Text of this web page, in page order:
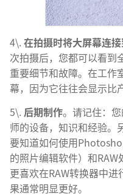
4\. 在拍摄时将大屏幕连
次拍摄后，您都可以看到
重要细节和故障。在工作
幕，因为它往往会显示比
5\. 后期制作。请记住：
师的设备，知识和经验。
要知道如何使用
的照片编辑软件）和
更喜欢在RAW转换器中
果通常明显更好。